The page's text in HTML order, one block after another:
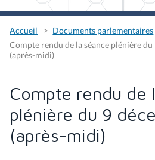
Accueil
Documents parlementaires
Compte rendu de la séance plénière
(après-midi)
Compte rendu de
plénière du 9
(après-midi)